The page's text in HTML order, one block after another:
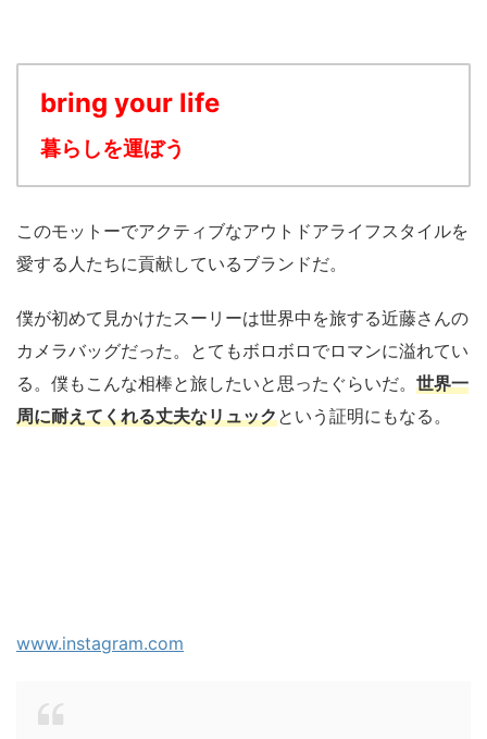
bring your life
暮らしを運ぼう
このモットーでアクティブなアウトドアライフスタイルを
愛する人たちに貢献しているブランドだ。
僕が初めて見かけたスーリーは世界中を旅する近藤さんの
カメラバッグだった。とてもボロボロでロマンに溢れてい
る。僕もこんな相棒と旅したいと思ったぐらいだ。 世界一
周に耐えてくれる丈夫なリュックという証明にもなる。
www.instagram.com